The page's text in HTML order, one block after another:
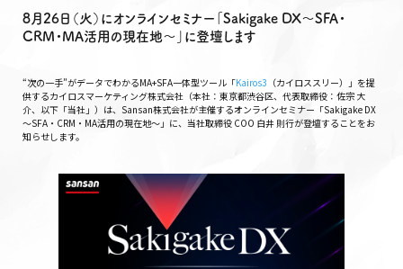
8月26日（火）にオンラインセミナー「Sakigake DX～SFA・
CRM・MA活用の現在地～」に登壇します
“次の一手”がデータでわかるMA+SFA一体型ツール「Kairos3 （カイロススリー）」を提
供するカイロスマーケティング株式会社（本社：東京都渋谷区、代表取締役：佐宗 大
介、以下「当社」）は、Sansan株式会社が主催するオンラインセミナー「Sakigake DX
～SFA・CRM・MA活用の現在地～」に、当社取締役 COO 白井 則行が登壇することをお
知らせします。